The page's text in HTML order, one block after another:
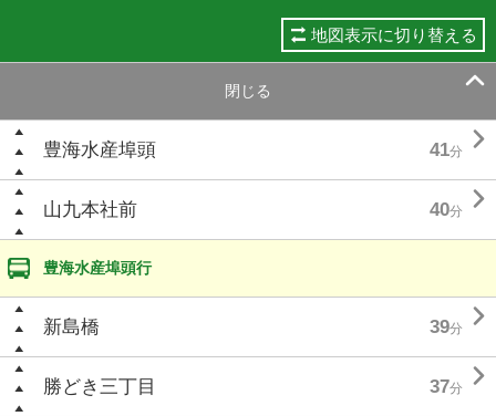
地図表示に切り替える
閉じる 
豊海水産埠頭 41分 
山九本社前 40分 
豊海水産埠頭行
新島橋 39分 
勝どき三丁目 37分 